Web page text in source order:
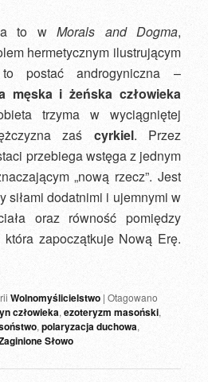
to wMorals and Dogma,
hermetycznym ilustrującym
postać androgyniczna –
męska i żeńska człowieka
trzyma w wyciągniętej
zaś cyrkiel. Przez
przebiega wstęga z jednym
„nową rzecz”. Jest
siłami dodatnimi i ujemnymi w
oraz równość pomiędzy
zapoczątkuje Nową Erę.
Wolnomyślicielstwo |Otagowano
człowieka,ezoteryzm masoński,
,polaryzacja duchowa,
Słowo